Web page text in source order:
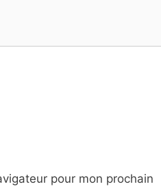
pour mon prochain